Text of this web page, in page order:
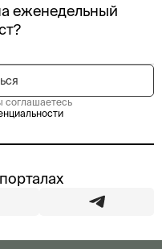
еженедельный
соглашаетесь